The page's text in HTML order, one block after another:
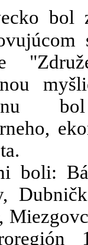
bol
boli: